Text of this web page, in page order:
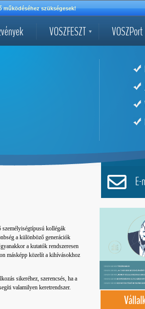
működéséhez szükségesek!
VOSZFESZT VOSZPort
kollégák
a különböző generációk
a kutatók rendszeresen
másképp közelít a kihívásokhoz
sikeréhez, szerencsés, ha a
valamilyen keretrendszer.